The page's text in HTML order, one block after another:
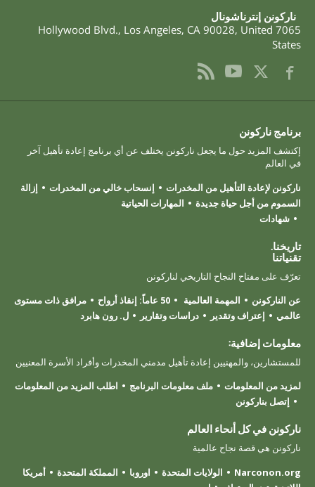
ناركونن إنترناشونال
7065 Hollywood Blvd.
, Los Angeles, CA 90028, United
States
برنامج ناركونن
إكتشف المزيد حول ما يجعل ناركونن يختلف عن أي برنامج إعادة تأهيل آخر
في العالم
ناركونن لإعادة التأهيل من المخدرات
إنسحاب خالي من المخدرات
إزالة
السموم من أجل حياة جديدة
المهارات الحياتية
شهادات
تاريخنا.
تقنياتنا
تعرّف على مفتاح النجاح التاريخي لناركونن
عن الناركونن
المهمة العالمية 50 عاماً: إنقاذ أرواح
مرافق ذات مستوى
عالمي
إعتراف وتقدير دراسات وتقارير ل. رون هابرد
معلومات إضافية:
للمستشارين، والمهنيين إعادة تأهيل مدمني المخدرات وأفراد الأسرة المعنيين
لمزيد من المعلومات
ملف معلومات البرنامج
اطلب المزيد من المعلومات
إتصل بناركونن
ناركونن في كل أنحاء العالم
ناركونن هي قصة نجاح عالمية
Narconon.org
الولايات المتحدة اوروبا المملكة المتحدة
أمريكا